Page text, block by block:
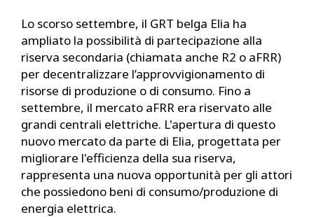
Lo scorso settembre, il GRT belga Elia ha
ampliato la possibilità di partecipazione alla
riserva secondaria (chiamata anche R2 o aFRR)
per decentralizzare l’approvvigionamento di
risorse di produzione o di consumo. Fino a
settembre, il mercato aFRR era riservato alle
grandi centrali elettriche. L'apertura di questo
nuovo mercato da parte di Elia, progettata per
migliorare l'efficienza della sua riserva,
rappresenta una nuova opportunità per gli attori
che possiedono beni di consumo/produzione di
energia elettrica.